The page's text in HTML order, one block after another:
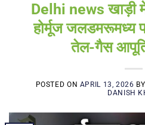
Delhi news खाड़ी
होर्मूज जलडमरूमध्य
तेल-गैस
POSTED ON APRIL 13, 2026 BY
DANISH